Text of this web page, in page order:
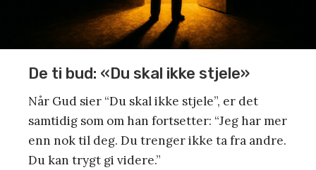
De ti bud: «Du skal ikke stjele»
Når Gud sier “Du skal ikke stjele”, er det
samtidig som om han fortsetter: “Jeg har mer
enn nok til deg. Du trenger ikke ta fra andre.
Du kan trygt gi videre.”